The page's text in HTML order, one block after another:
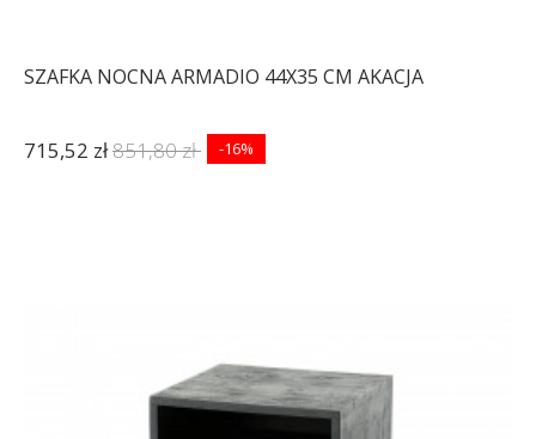
SZAFKA NOCNA ARMADIO 44X35 CM AKACJA
715,52 zł851,80 zł -16%